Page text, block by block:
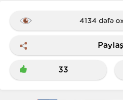
4134 dəfə
Paylaş
33